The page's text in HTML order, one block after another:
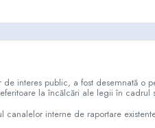
interes public, a fost desemnată o
la încălcări ale legii în cadrul
interne de raportare